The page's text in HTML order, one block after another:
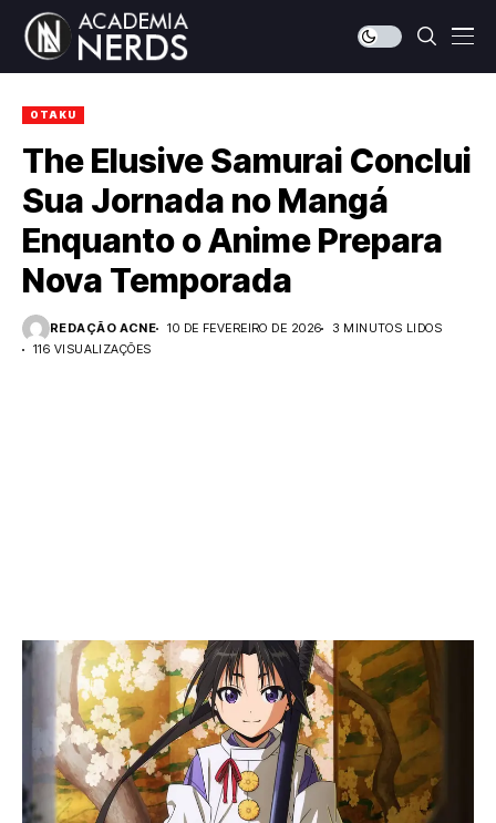
OTAKU
The Elusive Samurai Conclui
Sua Jornada no Mangá
Enquanto o Anime Prepara
Nova Temporada
REDAÇÃO ACNE 10 DE FEVEREIRO DE 2026
3 MINUTOS LIDOS
116 VISUALIZAÇÕES